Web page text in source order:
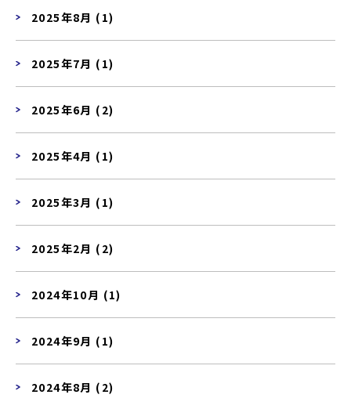
2025年8月 (1)
2025年7月 (1)
2025年6月 (2)
2025年4月 (1)
2025年3月 (1)
2025年2月 (2)
2024年10月 (1)
2024年9月 (1)
2024年8月 (2)